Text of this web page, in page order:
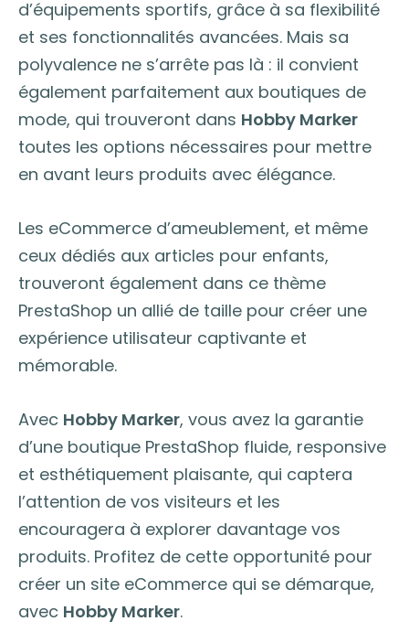
d’équipements sportifs, grâce à sa flexibilité
et ses fonctionnalités avancées. Mais sa
polyvalence ne s’arrête pas là : il convient
également parfaitement aux boutiques de
mode, qui trouveront dans Hobby Marker
toutes les options nécessaires pour mettre
en avant leurs produits avec élégance.
Les eCommerce d’ameublement, et même
ceux dédiés aux articles pour enfants,
trouveront également dans ce thème
PrestaShop un allié de taille pour créer une
expérience utilisateur captivante et
mémorable.
Avec Hobby Marker, vous avez la garantie
d’une boutique PrestaShop fluide, responsive
et esthétiquement plaisante, qui captera
l’attention de vos visiteurs et les
encouragera à explorer davantage vos
produits. Profitez de cette opportunité pour
créer un site eCommerce qui se démarque,
avec Hobby Marker.